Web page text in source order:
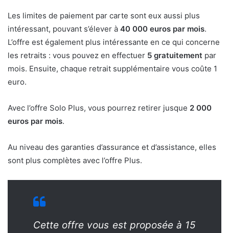
Les limites de paiement par carte sont eux aussi plus
intéressant, pouvant s’élever à 40 000 euros par mois.
L’offre est également plus intéressante en ce qui concerne
les retraits : vous pouvez en effectuer 5 gratuitement par
mois. Ensuite, chaque retrait supplémentaire vous coûte 1
euro.
Avec l’offre Solo Plus, vous pourrez retirer jusque 2 000
euros par mois.
Au niveau des garanties d’assurance et d’assistance, elles
sont plus complètes avec l’offre Plus.
Cette offre vous est proposée à 15